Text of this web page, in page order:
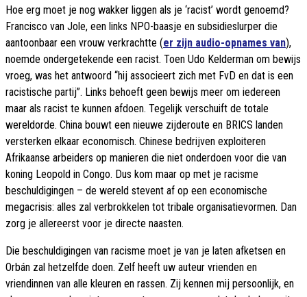
Hoe erg moet je nog wakker liggen als je ‘racist’ wordt genoemd?
Francisco van Jole, een links NPO-baasje en subsidieslurper die
aantoonbaar een vrouw verkrachtte (er zijn audio-opnames van),
noemde ondergetekende een racist. Toen Udo Kelderman om bewijs
vroeg, was het antwoord “hij associeert zich met FvD en dat is een
racistische partij”. Links behoeft geen bewijs meer om iedereen
maar als racist te kunnen afdoen. Tegelijk verschuift de totale
wereldorde. China bouwt een nieuwe zijderoute en BRICS landen
versterken elkaar economisch. Chinese bedrijven exploiteren
Afrikaanse arbeiders op manieren die niet onderdoen voor die van
koning Leopold in Congo. Dus kom maar op met je racisme
beschuldigingen – de wereld stevent af op een economische
megacrisis: alles zal verbrokkelen tot tribale organisatievormen. Dan
zorg je allereerst voor je directe naasten.
Die beschuldigingen van racisme moet je van je laten afketsen en
Orbán zal hetzelfde doen. Zelf heeft uw auteur vrienden en
vriendinnen van alle kleuren en rassen. Zij kennen mij persoonlijk, en